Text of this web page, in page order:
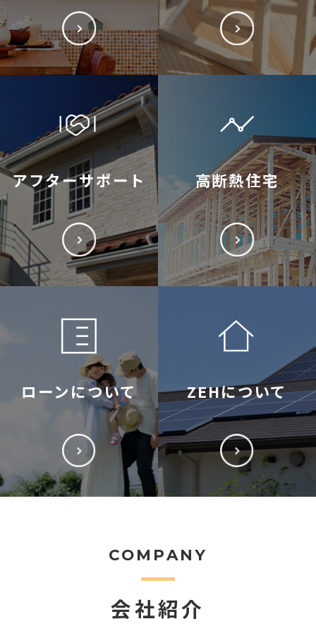
アフターサポート 高断熱住宅
ローンについて ZEHについて
COMPANY
会社紹介